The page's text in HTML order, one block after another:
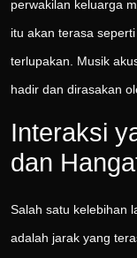
perwakilan keluarga
itu akan terasa
terlupakan. Musik
hadir dan dirasakan
Interaksi
dan
Salah satu kelebihan
adalah jarak yang